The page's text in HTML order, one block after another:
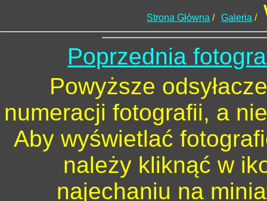
Strona Główna / Galeria /
Poprzednia
Powyższe
numeracji fotografii, a
Aby wyświetlać
należy kliknąć w
najechaniu na